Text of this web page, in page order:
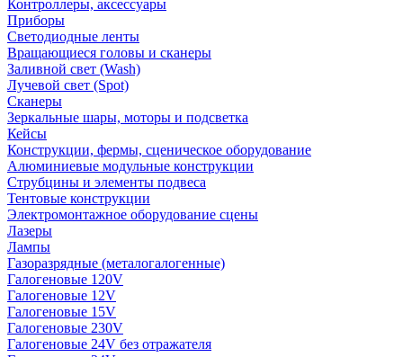
Контроллеры, аксессуары
Приборы
Светодиодные ленты
Вращающиеся головы и сканеры
Заливной свет (Wash)
Лучевой свет (Spot)
Сканеры
Зеркальные шары, моторы и подсветка
Кейсы
Конструкции, фермы, сценическое оборудование
Алюминиевые модульные конструкции
Струбцины и элементы подвеса
Тентовые конструкции
Электромонтажное оборудование сцены
Лазеры
Лампы
Газоразрядные (металогалогенные)
Галогеновые 120V
Галогеновые 12V
Галогеновые 15V
Галогеновые 230V
Галогеновые 24V без отражателя